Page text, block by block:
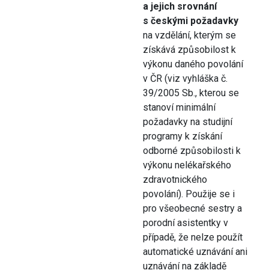
a jejich srovnání
s českými požadavky
na vzdělání, kterým se
získává způsobilost k
výkonu daného povolání
v ČR (viz vyhláška č.
39/2005 Sb., kterou se
stanoví minimální
požadavky na studijní
programy k získání
odborné způsobilosti k
výkonu nelékařského
zdravotnického
povolání). Použije se i
pro všeobecné sestry a
porodní asistentky v
případě, že nelze použít
automatické uznávání ani
uznávání na základě